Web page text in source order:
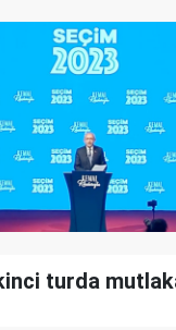
turda